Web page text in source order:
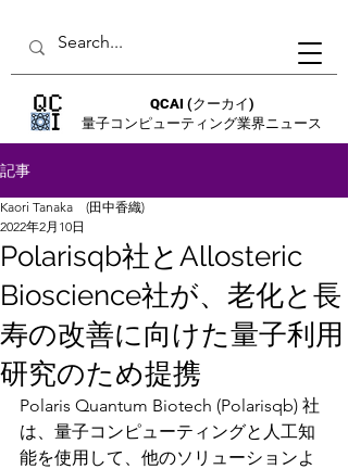
QCAI (クーカイ)
量子コンピューティング業界ニュース
記事
Polarisqb社とAllosteric
Bioscience社が、老化と長
寿の改善に向けた量子利用
研究のため提携
Kaori Tanaka (田中香織)
2022年2月10日
Polaris Quantum Biotech (Polarisqb) 社
は、量子コンピューティングと人工知
能を使用して、他のソリューションよ